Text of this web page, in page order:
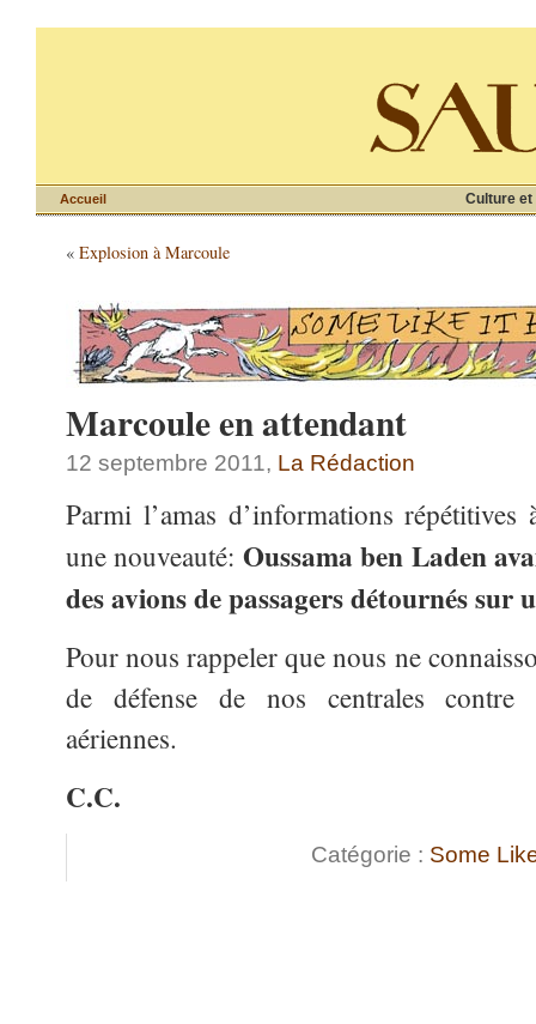
Culture et
Accueil
« Explosion à Marcoule
Marcoule en attendant
12 septembre 2011, La Rédaction
Parmi l’amas d’informations
une nouveauté: Oussama ben Laden
des avions de passagers détournés sur
Pour nous rappeler que nous ne
de défense de nos centrales contre
aériennes.
C.C.
Catégorie : Some